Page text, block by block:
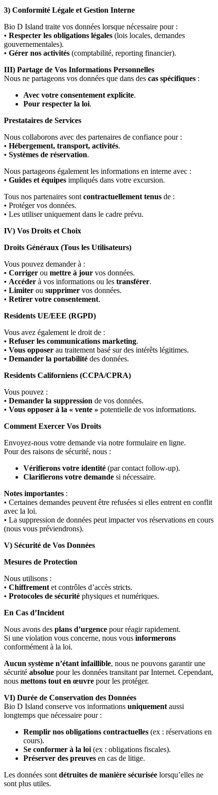
3) Conformité Légale et Gestion Interne
Bio D Island traite vos données lorsque nécessaire pour :
• Respecter les obligations légales (lois locales, demandes
gouvernementales).
• Gérer nos activités (comptabilité, reporting financier).
III) Partage de Vos Informations Personnelles
Nous ne partageons vos données que dans des cas spécifiques :
Avec votre consentement explicite.
Pour respecter la loi.
Prestataires de Services
Nous collaborons avec des partenaires de confiance pour :
• Hébergement, transport, activités.
• Systèmes de réservation.
Nous partageons également les informations en interne avec :
• Guides et équipes impliqués dans votre excursion.
Tous nos partenaires sont contractuellement tenus de :
• Protéger vos données.
• Les utiliser uniquement dans le cadre prévu.
IV) Vos Droits et Choix
Droits Généraux (Tous les Utilisateurs)
Vous pouvez demander à :
• Corriger ou mettre à jour vos données.
• Accéder à vos informations ou les transférer.
• Limiter ou supprimer vos données.
• Retirer votre consentement.
Residents UE/EEE (RGPD)
Vous avez également le droit de :
• Refuser les communications marketing.
• Vous opposer au traitement basé sur des intérêts légitimes.
• Demander la portabilité des données.
Residents Californiens (CCPA/CPRA)
Vous pouvez :
• Demander la suppression de vos données.
• Vous opposer à la « vente » potentielle de vos informations.
Comment Exercer Vos Droits
Envoyez-nous votre demande via notre formulaire en ligne.
Pour des raisons de sécurité, nous :
Vérifierons votre identité (par contact follow-up).
Clarifierons votre demande si nécessaire.
Notes importantes :
• Certaines demandes peuvent être refusées si elles entrent en conflit
avec la loi.
• La suppression de données peut impacter vos réservations en cours
(nous vous préviendrons).
V) Sécurité de Vos Données
Mesures de Protection
Nous utilisons :
• Chiffrement et contrôles d’accès stricts.
• Protocoles de sécurité physiques et numériques.
En Cas d’Incident
Nous avons des plans d’urgence pour réagir rapidement.
Si une violation vous concerne, nous vous informerons
conformément à la loi.
Aucun système n’étant infaillible, nous ne pouvons garantir une
sécurité absolue pour les données transitant par Internet. Cependant,
nous mettons tout en œuvre pour les protéger.
VI) Durée de Conservation des Données
Bio D Island conserve vos informations uniquement aussi
longtemps que nécessaire pour :
Remplir nos obligations contractuelles (ex : réservations en
cours).
Se conformer à la loi (ex : obligations fiscales).
Préserver des preuves en cas de litige.
Les données sont détruites de manière sécurisée lorsqu’elles ne
sont plus utiles.